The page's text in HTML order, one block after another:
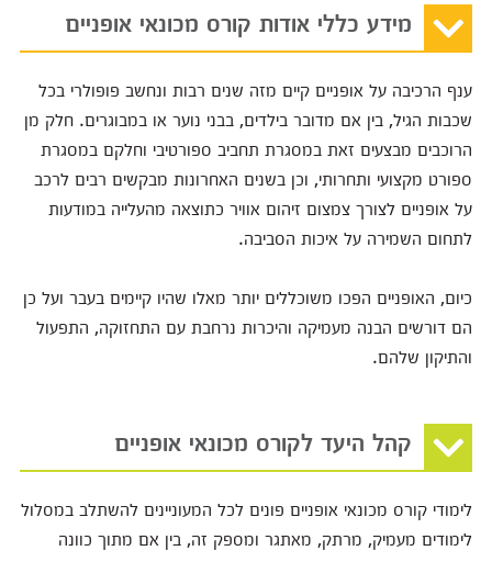
מידע כללי אודות קורס מכונאי אופניים
ענף הרכיבה על אופניים קיים מזה שנים רבות ונחשב פופולרי בכל
שכבות הגיל, בין אם מדובר בילדים, בבני נוער או במבוגרים. חלק מן
הרוכבים מבצעים זאת במסגרת תחביב ספורטיבי וחלקם במסגרת
ספורט מקצועי ותחרותי, וכן בשנים האחרונות מבקשים רבים לרכב
על אופניים לצורך צמצום זיהום אוויר כתוצאה מהעלייה במודעות
לתחום השמירה על איכות הסביבה.
כיום, האופניים הפכו משוכללים יותר מאלו שהיו קיימים בעבר ועל כן
הם דורשים הבנה מעמיקה והיכרות נרחבת עם התחזוקה, התפעול
והתיקון שלהם.
קהל היעד לקורס מכונאי אופניים
לימודי קורס מכונאי אופניים פונים לכל המעוניינים להשתלב במסלול
לימודים מעמיק, מרתק, מאתגר ומספק זה, בין אם מתוך כוונה